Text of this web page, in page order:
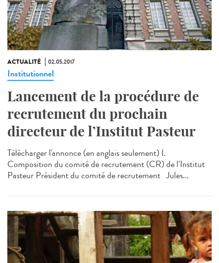
ACTUALITÉ 02.05.2017
Institutionnel
Lancement de la procédure de
recrutement du prochain
directeur de l’Institut Pasteur
Télécharger l'annonce (en anglais seulement) I.
Composition du comité de recrutement (CR) de l'Institut
Pasteur Président du comité de recrutement Jules...